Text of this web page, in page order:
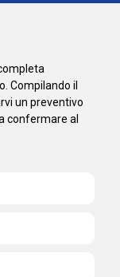
Compilando il
un preventivo
confermare al